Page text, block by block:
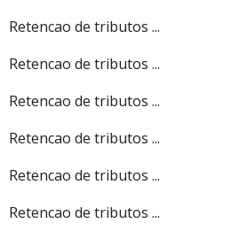
Retencao de tributos ...
Retencao de tributos ...
Retencao de tributos ...
Retencao de tributos ...
Retencao de tributos ...
Retencao de tributos ...